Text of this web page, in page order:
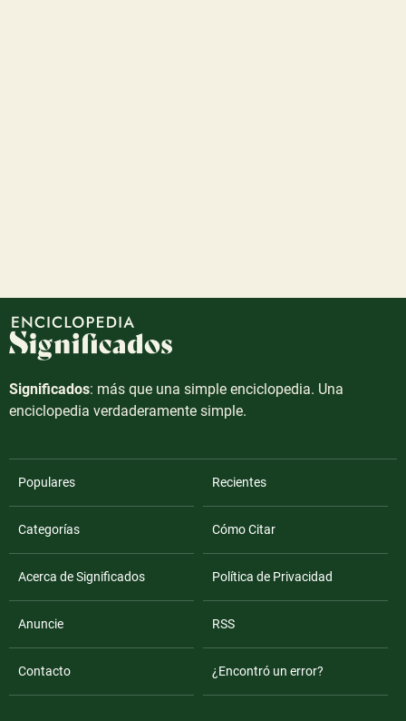
Significados: más que una simple enciclopedia. Una
enciclopedia verdaderamente simple.
Populares Recientes
Categorías Cómo Citar
Acerca de Significados Política de Privacidad
Anuncie RSS
Contacto ¿Encontró un error?